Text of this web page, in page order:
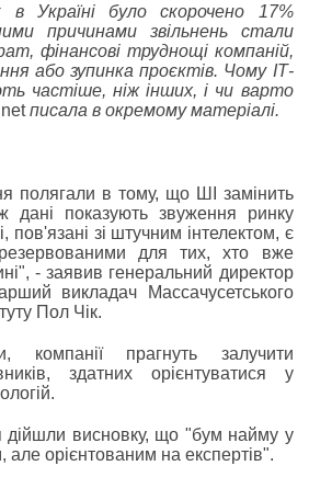
в Україні було скорочено 17%
причинами звільнень стали
фінансові труднощі компаній,
або зупинка проєктів. Чому ІТ-
частіше, ніж інших, і чи варто
писала в окремому матеріалі.
полягали в тому, що ШІ замінить
дані показують звуження ринку
пов'язані зі штучним інтелектом, є
для тих, хто вже
- заявив генеральний директор
викладач Массачусетського
Пол Чік.
прагнуть залучити
здатних орієнтуватися у
дійшли висновку, що "бум найму у
орієнтованим на експертів".